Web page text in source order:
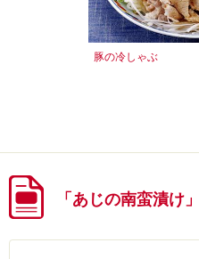
豚の冷しゃぶ
「あじの南蛮漬け